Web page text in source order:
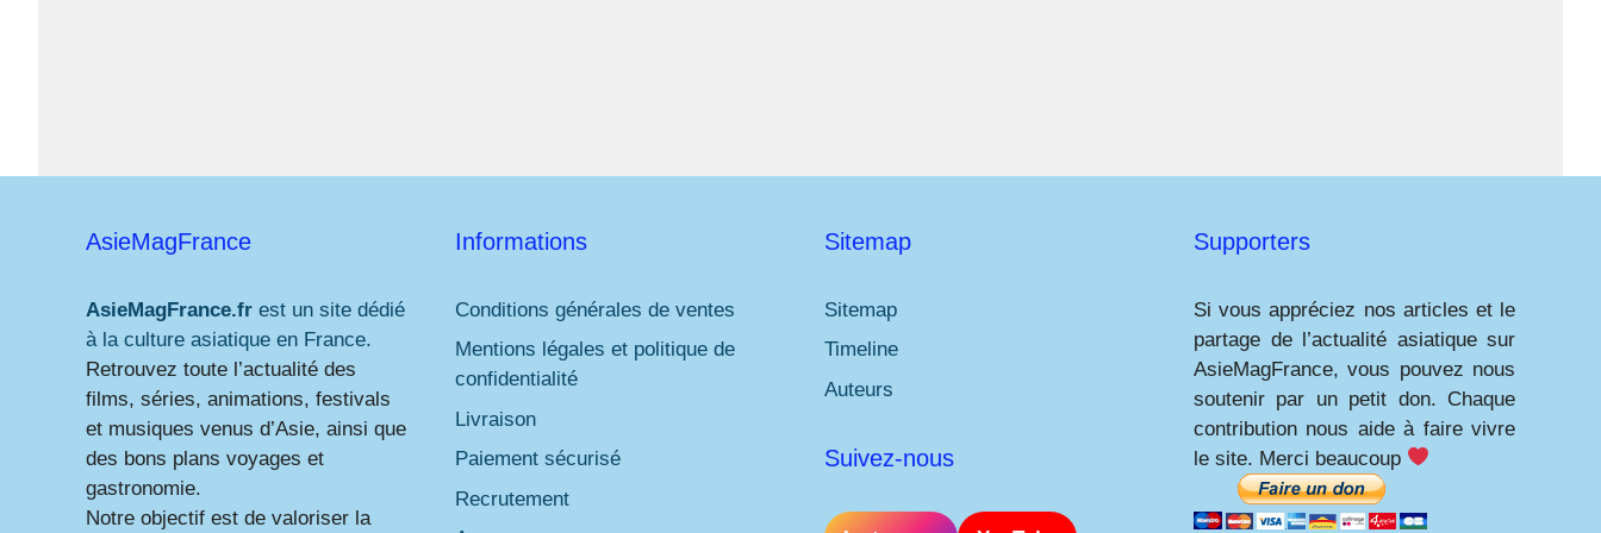
AsieMagFrance
AsieMagFrance.fr est un site dédié
à la culture asiatique en France.
Retrouvez toute l’actualité des
films, séries, animations, festivals
et musiques venus d’Asie, ainsi que
des bons plans voyages et
gastronomie.
Notre objectif est de valoriser la
Informations
Conditions générales de ventes
Mentions légales et politique de
confidentialité
Livraison
Paiement sécurisé
Recrutement
Sitemap
Sitemap
Timeline
Auteurs
Suivez-nous
Supporters
Si vous appréciez nos articles et le
partage de l’actualité asiatique sur
AsieMagFrance, vous pouvez nous
soutenir par un petit don. Chaque
contribution nous aide à faire vivre
le site. Merci beaucoup